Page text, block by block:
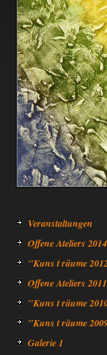
Veranstaltungen
Offene Ateliers 2014
"Kuns t räume
Offene Ateliers 2011
"Kuns t räume
"Kuns t räume
Galerie 1